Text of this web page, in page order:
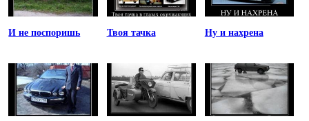
И не поспоришь Твоя тачка Ну и нахрена